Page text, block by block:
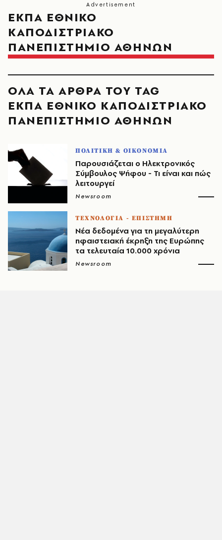
ΕΚΠΑ ΕΘΝΙΚΟ
ΚΑΠΟΔΙΣΤΡΙΑΚΟ
ΠΑΝΕΠΙΣΤΗΜΙΟ ΑΘΗΝΩΝ
ΟΛΑ ΤΑ ΑΡΘΡΑ ΤΟΥ TAG
ΕΚΠΑ ΕΘΝΙΚΟ ΚΑΠΟΔΙΣΤΡΙΑΚΟ
ΠΑΝΕΠΙΣΤΗΜΙΟ ΑΘΗΝΩΝ
ΠΟΛΙΤΙΚΗ & ΟΙΚΟΝΟΜΙΑ
Παρουσιάζεται ο Ηλεκτρονικός
Σύμβουλος Ψήφου - Τι είναι και πώς
λειτουργεί
Newsroom
ΤΕΧΝΟΛΟΓΙΑ - ΕΠΙΣΤΗΜΗ
Νέα δεδομένα για τη μεγαλύτερη
ηφαιστειακή έκρηξη της Ευρώπης
τα τελευταία 10.000 χρόνια
Newsroom